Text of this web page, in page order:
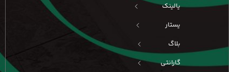
یالینک
یستار
بلاگ
گارانتی